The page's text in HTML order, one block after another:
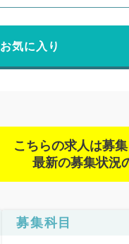
お気に入り
こちらの求人は募
最新の募集状況
募集科目